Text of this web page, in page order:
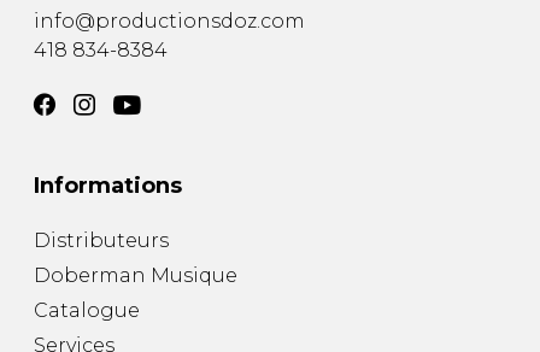
info@productionsdoz.com
418 834-8384
Informations
Distributeurs
Doberman Musique
Catalogue
Services